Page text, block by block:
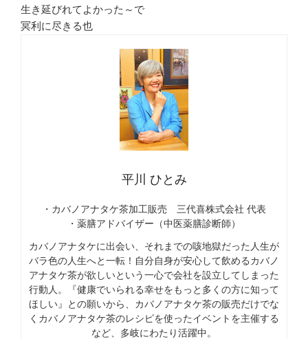
生き延びれてよかった～で
冥利に尽きる也
平川 ひとみ
・カバノアナタケ茶加工販売 三代喜株式会社 代表
・薬膳アドバイザー（中医薬膳診断師）
カバノアナタケに出会い、それまでの咳地獄だった人生が
バラ色の人生へと一転！自分自身が安心して飲めるカバノ
アナタケ茶が欲しいという一心で会社を設立してしまった
行動人。『健康でいられる幸せをもっと多くの方に知って
ほしい』との願いから、カバノアナタケ茶の販売だけでな
くカバノアナタケ茶のレシピを使ったイベントを主催する
など、多岐にわたり活躍中。